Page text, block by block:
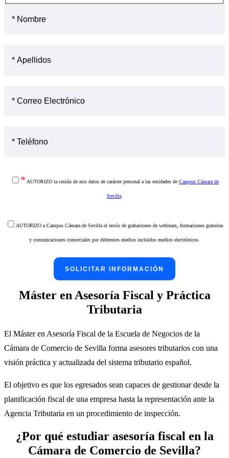
María Isabel Santana Trujillo
ESPECIALISTA DE ASESORAMIENTO FISCAL. MIEMBRO DEL
GRUPO DE ABOGADOS TRIBUTARISTAS DEL ILUSTRE
COLEGIO DE ABOGADOS DE SEVILLA.
Sara Vera
Pedro Ángel Flores
JEFE DE DEPENDENCIA DE ADUANAS E IIEE EN AEAT
María Isabel Santana Trujillo
INSPECTOR REGIONAL ADJUNTO DE LA DEPENDENCIA
Natividad Ballesta
ABOGADA-SOCIA DEL BUFETE BALLESTA & O´NEILL.
RESPONSABLE DEL ÁREA DE TRIBUTACIÓN.
Pedro Ángel Flores
JEFE DE DEPENDENCIA DE ADUANAS E IIEE EN AEAT
* AUTORIZO la cesión de mis datos de carácter personal a las entidades de Campus Cámara de
Sevilla.
AUTORIZO a Campus Cámara de Sevilla el envío de grabaciones de webinars, formaciones gratuitas
y comunicaciones comerciales por diferentes medios incluidos medios electrónicos.
Máster en Asesoría Fiscal y Práctica
Tributaria
El Máster en Asesoría Fiscal de la Escuela de Negocios de la
Cámara de Comercio de Sevilla forma asesores tributarios con una
visión práctica y actualizada del sistema tributario español.
El objetivo es que los egresados sean capaces de gestionar desde la
planificación fiscal de una empresa hasta la representación ante la
Agencia Tributaria en un procedimiento de inspección.
¿Por qué estudiar asesoría fiscal en la
Cámara de Comercio de Sevilla?